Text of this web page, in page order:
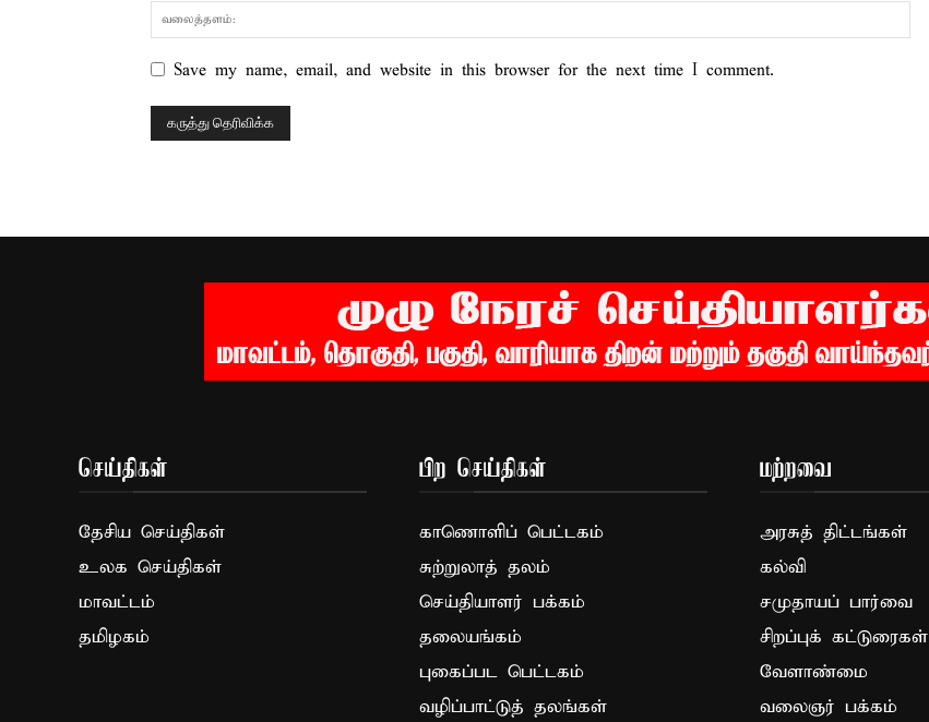
Save my name, email, and website in this browser for the next time I comment.
செய்திகள்
தேசிய செய்திகள்
உலக செய்திகள்
மாவட்டம்
தமிழகம்
பிற செய்திகள்
காணொளிப் பெட்டகம்
சுற்றுலாத் தலம்
செய்தியாளர் பக்கம்
தலையங்கம்
புகைப்பட பெட்டகம்
வழிப்பாட்டுத் தலங்கள்
மற்றவை
அரசுத் திட்டங்கள்
கல்வி
சமுதாயப் பார்வை
சிறப்புக் கட்டுரைகள்
வேளாண்மை
வலைஞர் பக்கம்